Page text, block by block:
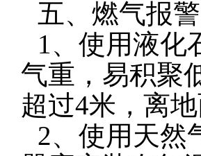
五、燃气报
1、使用液化
气重，易积聚
超过4米，离
2、使用天然